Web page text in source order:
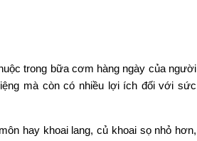
trong bữa cơm hàng ngày của người
mà còn có nhiều lợi ích đối với sức
hay khoai lang, củ khoai sọ nhỏ hơn,